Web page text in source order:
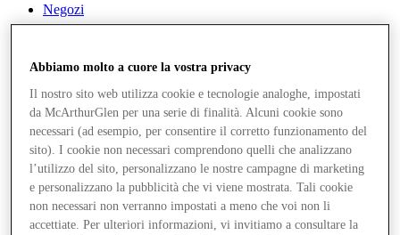
Negozi
Abbiamo molto a cuore la vostra privacy
Il nostro sito web utilizza cookie e tecnologie analoghe, impostati
da McArthurGlen per una serie di finalità. Alcuni cookie sono
necessari (ad esempio, per consentire il corretto funzionamento del
sito). I cookie non necessari comprendono quelli che analizzano
l’utilizzo del sito, personalizzano le nostre campagne di marketing
e personalizzano la pubblicità che vi viene mostrata. Tali cookie
non necessari non verranno impostati a meno che voi non li
accettiate. Per ulteriori informazioni, vi invitiamo a consultare la